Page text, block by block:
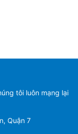
tôi luôn mạng lại
Quận 7